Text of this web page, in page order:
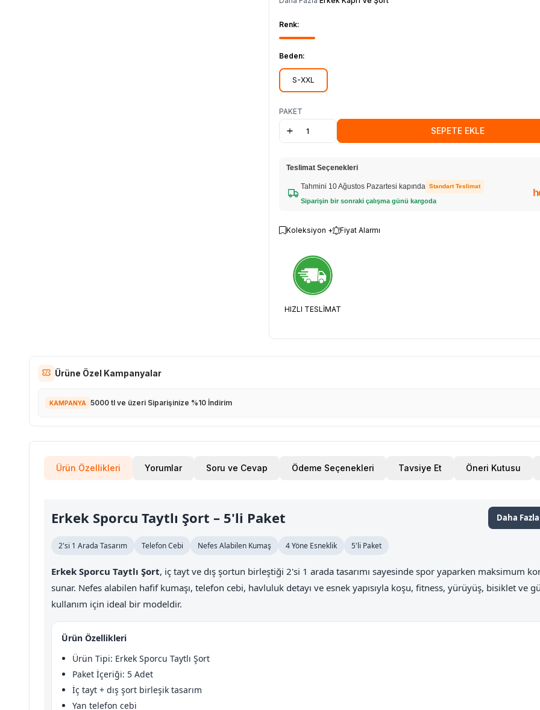
Renk:
Beden:
S-XXL
PAKET
SEPETE EKLE
Teslimat Seçenekleri
Tahmini 10 Ağustos Pazartesi kapında Standart Teslimat
Siparişin bir sonraki çalışma günü kargoda
Koleksiyon + Fiyat Alarmı
HIZLI TESLİMAT
Ürüne Özel Kampanyalar
KAMPANYA 5000 tl ve üzeri Siparişinize %10 İndirim
Ürün Özellikleri Yorumlar Soru ve Cevap Ödeme Seçenekleri Tavsiye Et Öneri Kutusu
Erkek Sporcu Taytlı Şort – 5'li Paket Daha
2'si 1 Arada Tasarım Telefon Cebi Nefes Alabilen Kumaş 4 Yöne Esneklik 5'li Paket
Erkek Sporcu Taytlı Şort, iç tayt ve dış şortun birleştiği 2'si 1 arada tasarımı sayesinde spor yaparken maksimum
sunar. Nefes alabilen hafif kumaşı, telefon cebi, havluluk detayı ve esnek yapısıyla koşu, fitness, yürüyüş, bisiklet ve
kullanım için ideal bir modeldir.
Ürün Özellikleri
Ürün Tipi: Erkek Sporcu Taytlı Şort
Paket İçeriği: 5 Adet
İç tayt + dış şort birleşik tasarım
Yan telefon cebi